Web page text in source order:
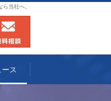
当社へ。
ス